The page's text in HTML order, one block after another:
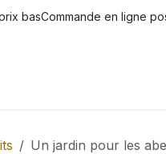
basCommande en ligne
Un jardin pour les